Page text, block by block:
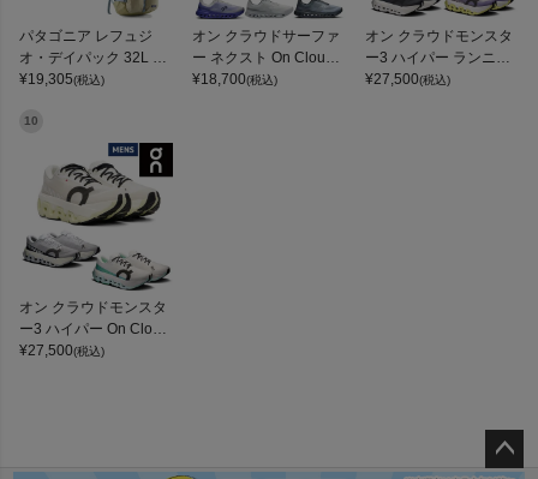
パタゴニア レフュジ
オ・デイパック 32L PA
TAGONIA REFUGIO DA
¥19,305(税込)
オン クラウドサーファ
ー ネクスト On Clouds
urfer Next
¥18,700(税込)
オン クラウドモンスタ
ー3 ハイパー ランニン
グシューズ ランシュー
¥27,500(税込)
10
オン クラウドモンスタ
ー3 ハイパー On Cloud
monster 3 Hyper
¥27,500(税込)